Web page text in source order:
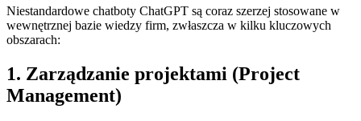
Niestandardowe chatboty ChatGPT są coraz szerzej stosowane w
wewnętrznej bazie wiedzy firm, zwłaszcza w kilku kluczowych
obszarach:
1. Zarządzanie projektami (Project
Management)